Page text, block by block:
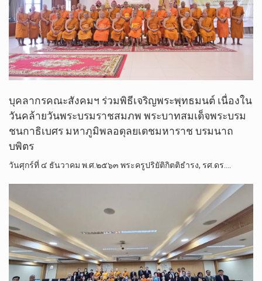
บุคลากรคณะสังคมฯ ร่วมพิธีเจริญพระพุทธมนต์ เนื่องใน
วันคล้ายวันพระบรมราชสมภพ พระบาทสมเด็จพระบรม
ชนกาธิเบศร มหาภูมิพลอดุลยเดชมหาราช บรมนาถ
บพิตร
วันศุกร์ที่ ๔ ธันวาคม พ.ศ.๒๕๖๓ พระครูปริยัติกิตติธำรง, รศ.ดร.…